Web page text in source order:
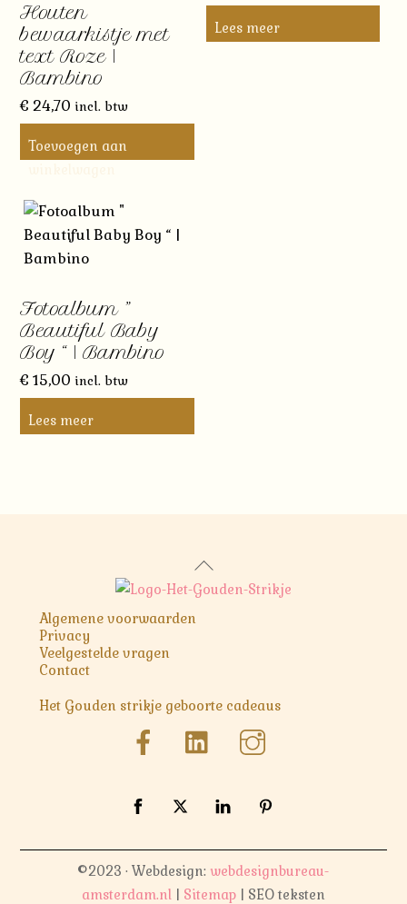
Houten
bewaarkistje met
text Roze |
Bambino
€ 24,70 incl. btw
Toevoegen aan
Lees meer
Fotoalbum ”
Beautiful Baby
Boy “ | Bambino
€ 15,00 incl. btw
Lees meer
Back
To
Algemene voorwaarden
Privacy
Veelgestelde vragen
Contact
Het Gouden strikje geboorte cadeaus
©2023 · Webdesign: webdesignbureau-
amsterdam.nl| Sitemap| SEO teksten